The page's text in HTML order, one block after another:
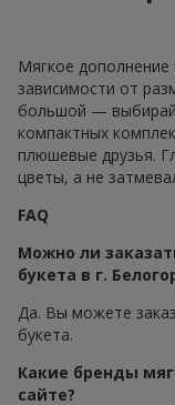
Мягкое дополнение
зависимости от
большой —
компактных
плюшевые друзья.
цветы, а не
FAQ
Можно ли
букета в г.
Да. Вы можете
букета.
Какие бренды
сайте?